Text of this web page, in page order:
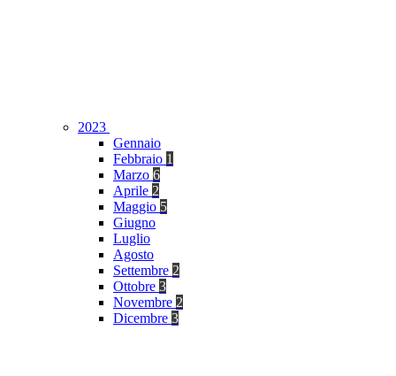
2023
Gennaio
Febbraio 1
Marzo 6
Aprile 2
Maggio 5
Giugno
Luglio
Agosto
Settembre 2
Ottobre 3
Novembre 2
Dicembre 3